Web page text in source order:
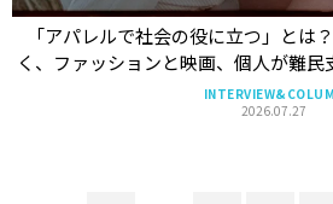
「アパレルで社会の役に立つ」とは
く、ファッションと映画、個人が難
2026.07.27